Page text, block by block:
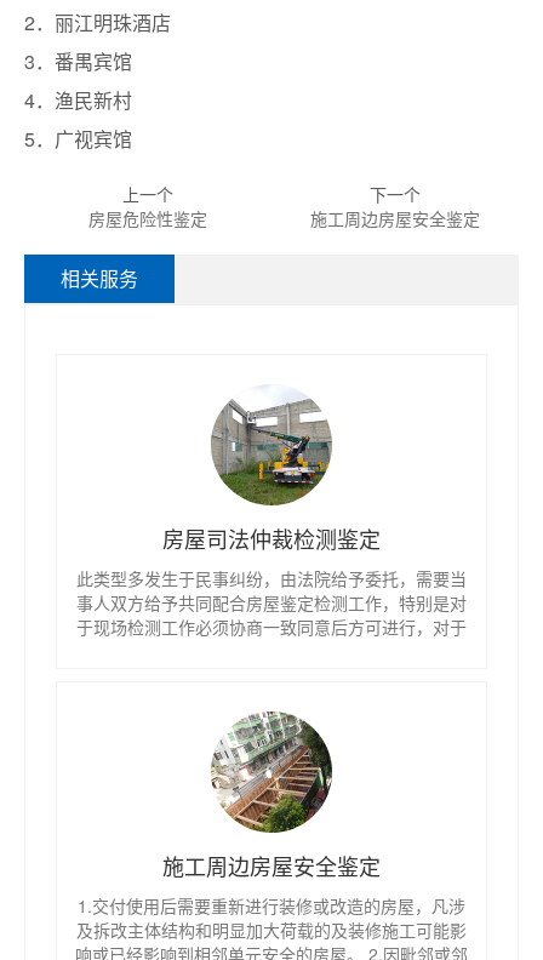
2．丽江明珠酒店
3．番禺宾馆
4．渔民新村
5．广视宾馆
上一个
房屋危险性鉴定
下一个
施工周边房屋安全鉴定
相关服务
房屋司法仲裁检测鉴定
此类型多发生于民事纠纷，由法院给予委托，需要当
事人双方给予共同配合房屋鉴定检测工作，特别是对
于现场检测工作必须协商一致同意后方可进行，对于
施工周边房屋安全鉴定
1.交付使用后需要重新进行装修或改造的房屋，凡涉
及拆改主体结构和明显加大荷载的及装修施工可能影
响或已经影响到相邻单元安全的房屋。 2.因毗邻或邻